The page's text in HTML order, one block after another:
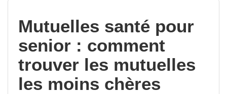
Mutuelles santé pour
senior : comment
trouver les mutuelles
les moins chères